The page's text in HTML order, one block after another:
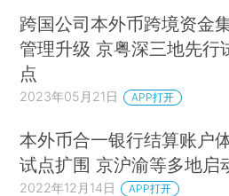
跨国公司本外币跨境资金
管理升级 京粤深三地先行
点
2023年05月21日 APP打开
本外币合一银行结算账户
试点扩围 京沪渝等多地启
2022年12月14日 APP打开